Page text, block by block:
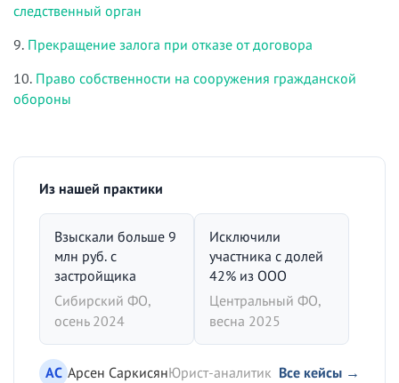
следственный орган
9. Прекращение залога при отказе от договора
10. Право собственности на сооружения гражданской
обороны
Из нашей практики
Взыскали больше 9
млн руб. с
застройщика
Сибирский ФО,
осень 2024
Исключили
участника с долей
42% из ООО
Центральный ФО,
весна 2025
АС Арсен СаркисянЮрист-аналитик Все кейсы →